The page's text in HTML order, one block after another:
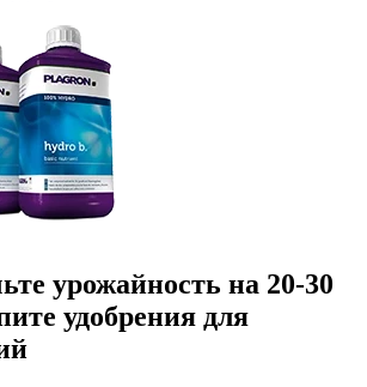
урожайность на 20-30
удобрения для